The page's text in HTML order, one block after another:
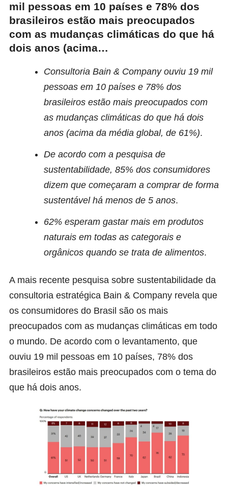
mil pessoas em 10 países e 78% dos
brasileiros estão mais preocupados
com as mudanças climáticas do que há
dois anos (acima…
Consultoria Bain & Company ouviu 19 mil
pessoas em 10 países e 78% dos
brasileiros estão mais preocupados com
as mudanças climáticas do que há dois
anos (acima da média global, de 61%).
De acordo com a pesquisa de
sustentabilidade, 85% dos consumidores
dizem que começaram a comprar de forma
sustentável há menos de 5 anos.
62% esperam gastar mais em produtos
naturais em todas as categorais e
orgânicos quando se trata de alimentos.
A mais recente pesquisa sobre sustentabilidade da
consultoria estratégica Bain & Company revela que
os consumidores do Brasil são os mais
preocupados com as mudanças climáticas em todo
o mundo. De acordo com o levantamento, que
ouviu 19 mil pessoas em 10 países, 78% dos
brasileiros estão mais preocupados com o tema do
que há dois anos.